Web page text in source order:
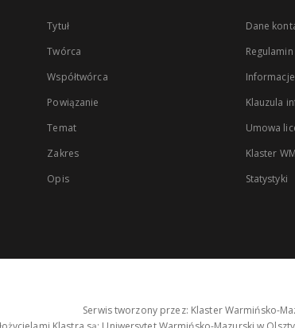
Tytuł
Twórca
Współtwórca
Powiązanie
Temat
Zakres
Opis
Dane
Regulamin
Klauzula
Umowa
Klaster
Statystyki
Serwis tworzony przez: Klaster Warmińsko-